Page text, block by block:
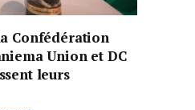
Confédération
Union et DC
leurs